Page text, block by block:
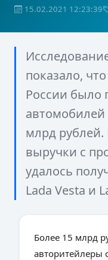
15.02.2021 12:23:39
показало,
России было
автомобилей
млрд
выручки с
удалось
Lada Vesta и
Более 15 млрд
авторитейлеры